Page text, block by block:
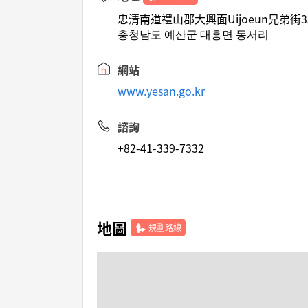
忠清南道禮山郡大興面Uijoeun兄弟街
충청남도 예산군 대흥면 동서리
網站
www.yesan.go.kr
諮詢
+82-41-339-7332
地圖 規劃路線